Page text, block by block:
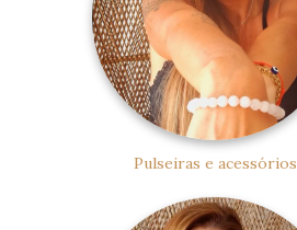
Pulseiras e acessórios